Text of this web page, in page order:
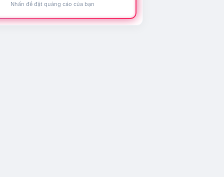
Nhấn để đặt quảng cáo của bạn